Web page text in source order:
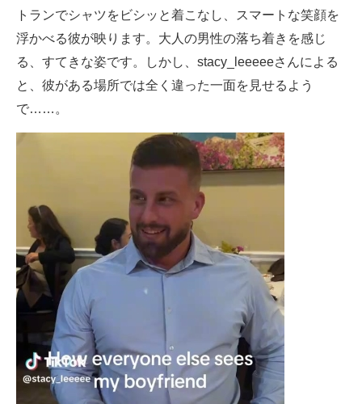
エレクトロニクス専門サイト
電子設計の基本と応用
エネルギーの専門メディア
ちょっと気になるネットの話題
トランでシャツをビシッと着こなし、スマートな笑顔を
浮かべる彼が映ります。大人の男性の落ち着きを感じ
る、すてきな姿です。しかし、stacy_leeeeeさんによる
と、彼がある場所では全く違った一面を見せるよう
で……。